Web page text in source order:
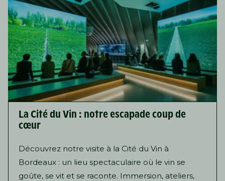
La Cité du Vin : notre escapade coup de
cœur
Découvrez notre visite à la Cité du Vin à
Bordeaux : un lieu spectaculaire où le vin se
goûte, se vit et se raconte. Immersion, ateliers,